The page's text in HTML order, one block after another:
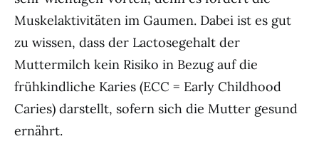
Muskelaktivitäten im Gaumen. Dabei ist es gut
zu wissen, dass der Lactosegehalt der
Muttermilch kein Risiko in Bezug auf die
frühkindliche Karies (ECC = Early Childhood
Caries) darstellt, sofern sich die Mutter gesund
ernährt.